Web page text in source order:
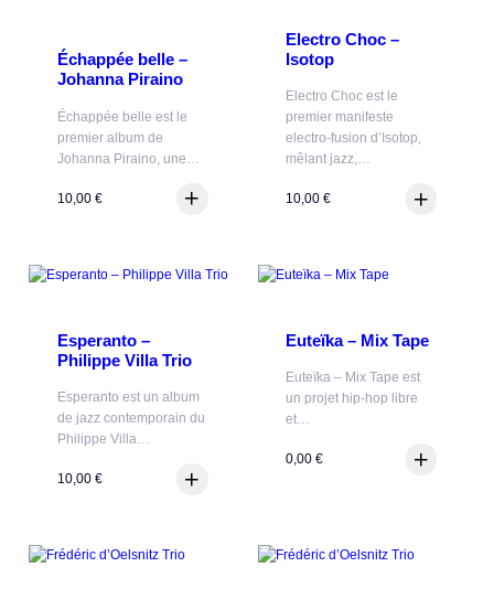
Échappée belle –
Johanna Piraino
Échappée belle est le
premier album de
Johanna Piraino, une…
10,00 €
Electro Choc –
Isotop
Electro Choc est le
premier manifeste
electro-fusion d’Isotop,
mêlant jazz,…
10,00€
Esperanto –
Philippe Villa Trio
Esperanto est un album
de jazz contemporain du
Philippe Villa…
10,00 €
Euteïka – Mix Tape
Euteïka – Mix Tape est
un projet hip-hop libre
et…
0,00€